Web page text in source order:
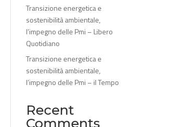
Transizione energetica e
sostenibilità ambientale,
l’impegno delle Pmi – Libero
Quotidiano
Transizione energetica e
sostenibilità ambientale,
l’impegno delle Pmi – il Tempo
Recent
Comments